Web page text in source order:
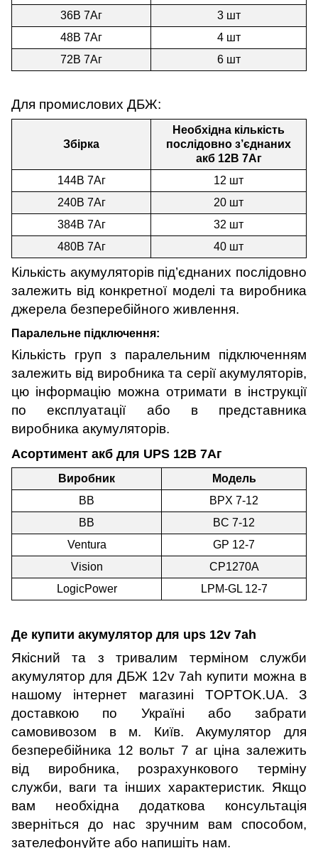
36В 7Аг
3 шт
48В 7Аг
4 шт
72В 7Аг
6 шт
Для промислових ДБЖ:
Збірка
Необхідна кількість
послідовно з’єднаних
акб 12В 7Аг
144В 7Аг
12 шт
240В 7Аг
20 шт
384В 7Аг
32 шт
480В 7Аг
40 шт
Кількість акумуляторів під’єднаних послідовно
залежить від конкретної моделі та виробника
джерела безперебійного живлення.
Паралельне підключення:
Кількість груп з паралельним підключенням
залежить від виробника та серії акумуляторів,
цю інформацію можна отримати в інструкції
по експлуатації або в представника
виробника акумуляторів.
Асортимент акб для UPS 12В 7Аг
Виробник
Модель
BB
BPX 7-12
BB
BС 7-12
Ventura
GP 12-7
Vision
CP1270A
LogicPower
LPM-GL 12-7
Де купити акумулятор для ups 12v 7ah
Якісний та з тривалим терміном служби
акумулятор для ДБЖ 12v 7ah купити можна в
нашому інтернет магазині TOPTOK.UA.
З
доставкою по Україні або забрати
самовивозом в м. Київ. Акумулятор для
безперебійника 12 вольт 7 аг ціна залежить
від виробника, розрахункового терміну
служби, ваги та інших характеристик. Якщо
вам необхідна додаткова консультація
зверніться до нас зручним вам способом,
зателефонуйте або напишіть нам.